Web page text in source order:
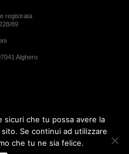
registrata
89
Alghero
sicuri che tu possa avere la
Se continui ad utilizzare
che tu ne sia felice.